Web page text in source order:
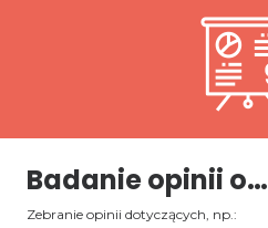
Badanie opinii o…
Zebranie opinii dotyczących, np.: